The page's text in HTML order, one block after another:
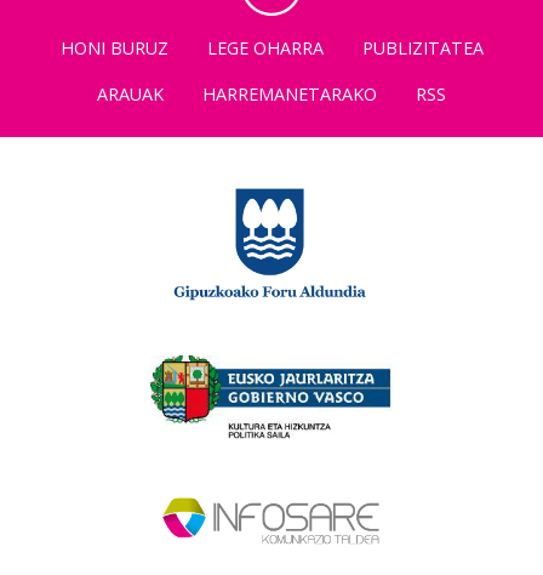
HONI BURUZ LEGE OHARRA
PUBLIZITATEA
ARAUAK
HARREMANETARAKO RSS